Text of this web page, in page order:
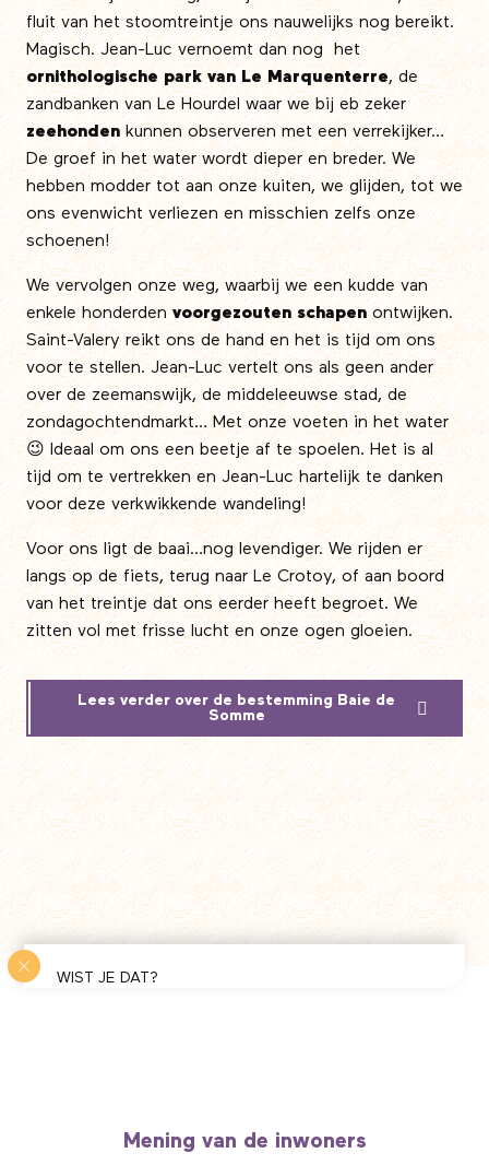
fluit van het stoomtreintje ons nauwelijks nog bereikt.
Magisch. Jean-Luc vernoemt dan nog het
ornithologische park van Le Marquenterre, de
zandbanken van Le Hourdel waar we bij eb zeker
zeehondenkunnen observeren met een verrekijker…
De groef in het water wordt dieper en breder. We
hebben modder tot aan onze kuiten, we glijden, tot we
ons evenwicht verliezen en misschien zelfs onze
schoenen!
We vervolgen onze weg, waarbij we een kudde van
enkele honderdenvoorgezouten schapenontwijken.
Saint-Valery reikt ons de hand en het is tijd om ons
voor te stellen. Jean-Luc vertelt ons als geen ander
over de zeemanswijk, de middeleeuwse stad, de
zondagochtendmarkt… Met onze voeten in het water
😉 Ideaal om ons een beetje af te spoelen. Het is al
tijd om te vertrekken en Jean-Luc hartelijk te danken
voor deze verkwikkende wandeling!
Voor ons ligt de baai…nog levendiger. We rijden er
langs op de fiets, terug naar Le Crotoy, of aan boord
van het treintje dat ons eerder heeft begroet. We
zitten vol met frisse lucht en onze ogen gloeien.
Lees verder over de bestemming Baie de
Somme
WIST JE DAT?
ware cocon van herbronning.
Hotel Les Corderies. Tél : +33 (0)3 22 61 30 68
Mening van de inwoners